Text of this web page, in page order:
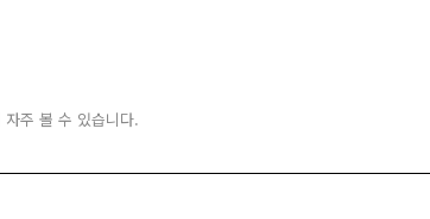
주 볼 수 있습니다.